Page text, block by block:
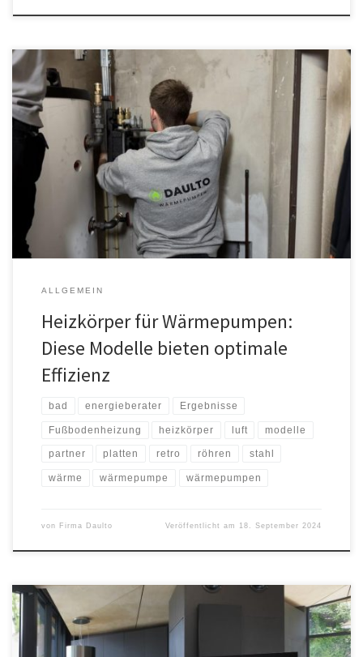
Mit dem steigenden Interesse an nachhaltigen Heizsystemen
entscheiden sich immer mehr Haushalte für die Installation einer
Wärmepumpe. Doch viele fragen sich, ob ihre vorhandenen
Heizkörper mit einer Wärmepumpe kompatibel sind und welche
Heizkörpermodelle die besten Ergebnisse liefern. Eine sorgfältige
Auswahl der Heizkörper ist entscheidend, um die volle Leistung
einer Wärmepumpe […]
ALLGEMEIN
Heizkörper für Wärmepumpen:
Diese Modelle bieten optimale
Effizienz
bad energieberater Ergebnisse
Fußbodenheizung heizkörper luft modelle
partner platten retro röhren stahl
wärme wärmepumpe wärmepumpen
von Firma Daulto Veröffentlicht am 18. September 2024
Erard bietet mit den Serien KANA, INTEGRA und EXOSTAND stilvolle